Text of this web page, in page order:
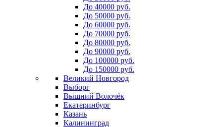
До 40000 руб.
До 50000 руб.
До 60000 руб.
До 70000 руб.
До 80000 руб.
До 90000 руб.
До 100000 руб.
До 150000 руб.
Великий Новгород
Выборг
Вышний Волочёк
Екатеринбург
Казань
Калининград